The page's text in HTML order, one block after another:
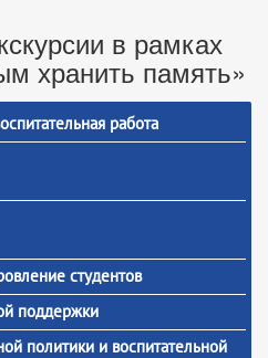
в рамках
хранить память»
работа
студентов
поддержки
политики и воспитательной